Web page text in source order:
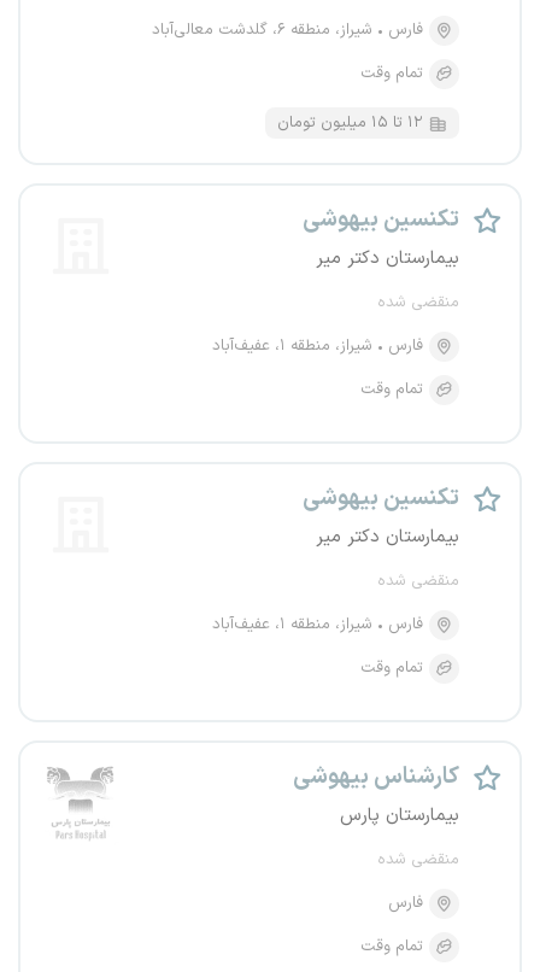
فارس
شیراز، منطقه ۶، گلدشت معالی‌آباد
تمام وقت
۱۲ تا ۱۵ میلیون تومان
تکنسین بیهوشی
بیمارستان دکتر میر
منقضی شده
فارس
شیراز، منطقه ۱، عفیف‌آباد
تمام وقت
تکنسین بیهوشی
بیمارستان دکتر میر
منقضی شده
فارس
شیراز، منطقه ۱، عفیف‌آباد
تمام وقت
کارشناس بیهوشی
بیمارستان پارس
منقضی شده
فارس
تمام وقت